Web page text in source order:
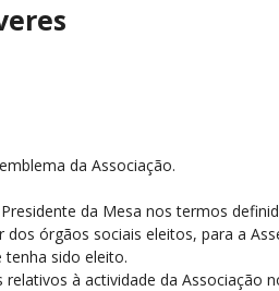
da Associação.
da Mesa nos termos
órgãos sociais eleitos, para a
sido eleito.
à actividade da